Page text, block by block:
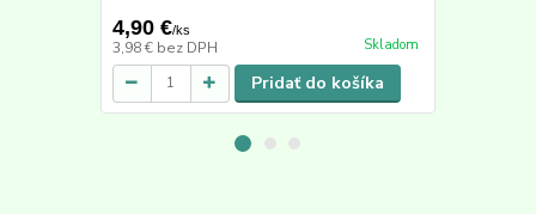
4,90 €/ks
3,98 € bez DPH Skladom
Pridať do košíka